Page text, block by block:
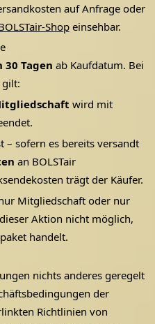
auf Anfrage oder
Shopeinsehbar.
30 Tagen ab Kaufdatum. Bei
gilt:
wird mit
– sofern es bereits versandt
an BOLSTair
trägt der Käufer.
Mitgliedschaft oder nur
Aktion nicht möglich,
handelt.
nichts anderes geregelt
der
Richtlinien von